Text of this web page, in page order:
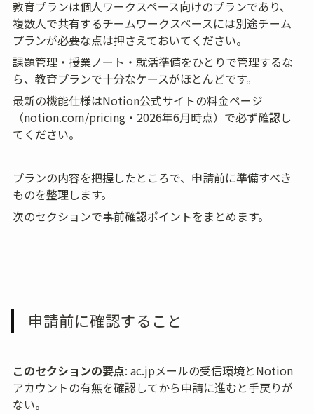
教育プランは個人ワークスペース向けのプランであり、
複数人で共有するチームワークスペースには別途チーム
プランが必要な点は押さえておいてください。
課題管理・授業ノート・就活準備をひとりで管理するな
ら、教育プランで十分なケースがほとんどです。
最新の機能仕様はNotion公式サイトの料金ページ
（notion.com/pricing・2026年6月時点）で必ず確認し
てください。
プランの内容を把握したところで、申請前に準備すべき
ものを整理します。
次のセクションで事前確認ポイントをまとめます。
申請前に確認すること
このセクションの要点: ac.jpメールの受信環境とNotion
アカウントの有無を確認してから申請に進むと手戻りが
ない。